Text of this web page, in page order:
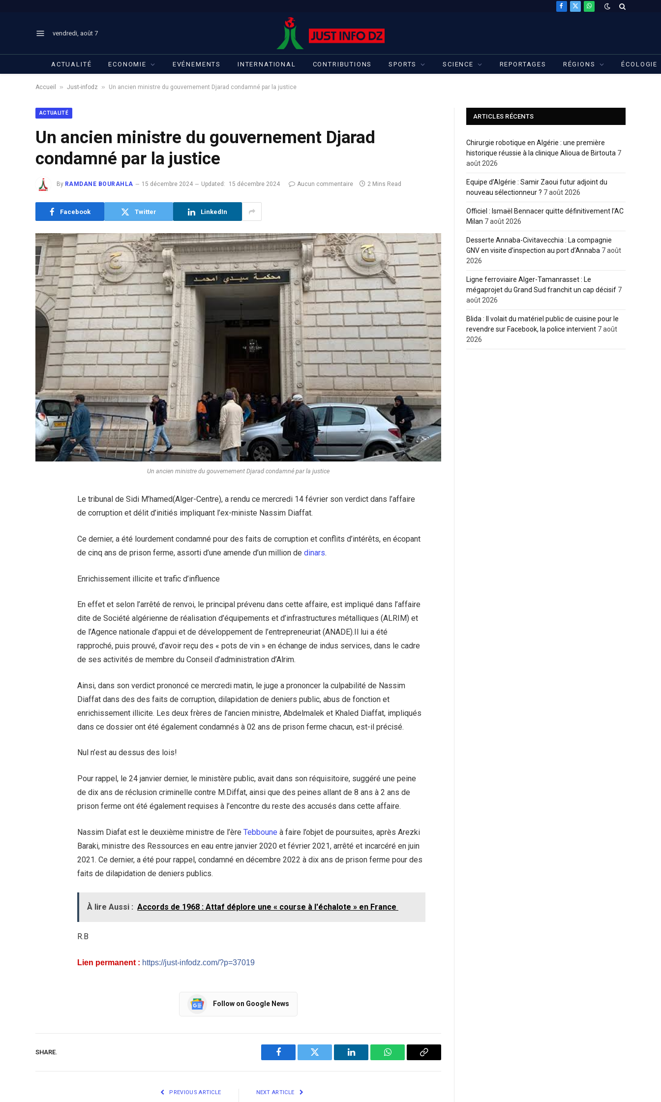
Facebook
X
WhatsApp
vendredi, août 7
ACTUALITÉ ECONOMIE EVÉNEMENTS INTERNATIONAL CONTRIBUTIONS SPORTS SCIENCE REPORTAGES RÉGIONS ÉCOLOGIE
Accueil » Just-infodz » Un ancien ministre du gouvernement Djarad condamné par la justice
ACTUALITÉ
Un ancien ministre du gouvernement Djarad
condamné par la justice
By RAMDANE BOURAHLA 15 décembre 2024 Updated: 15 décembre 2024 Aucun commentaire 2 Mins Read
Facebook Twitter LinkedIn
Un ancien ministre du gouvernement Djarad condamné par la justice
Le tribunal de Sidi M’hamed(Alger-Centre), a rendu ce mercredi 14 février son verdict dans l’affaire
de corruption et délit d’initiés impliquant l’ex-ministe Nassim Diaffat.
Ce dernier, a été lourdement condamné pour des faits de corruption et conflits d’intérêts, en écopant
de cinq ans de prison ferme, assorti d’une amende d’un million de dinars.
Enrichissement illicite et trafic d’influence
En effet et selon l’arrêté de renvoi, le principal prévenu dans cette affaire, est impliqué dans l’affaire
dite de Société algérienne de réalisation d’équipements et d’infrastructures métalliques (ALRIM) et
de l’Agence nationale d’appui et de développement de l’entrepreneuriat (ANADE).Il lui a été
rapproché, puis prouvé, d’avoir reçu des « pots de vin » en échange de indus services, dans le cadre
de ses activités de membre du Conseil d’administration d’Alrim.
Ainsi, dans son verdict prononcé ce mercredi matin, le juge a prononcer la culpabilité de Nassim
Diaffat dans des des faits de corruption, dilapidation de deniers public, abus de fonction et
enrichissement illicite. Les deux frères de l’ancien ministre, Abdelmalek et Khaled Diaffat, impliqués
dans ce dossier ont été également condamnés à 02 ans de prison ferme chacun, est-il précisé.
Nul n’est au dessus des lois!
Pour rappel, le 24 janvier dernier, le ministère public, avait dans son réquisitoire, suggéré une peine
de dix ans de réclusion criminelle contre M.Diffat, ainsi que des peines allant de 8 ans à 2 ans de
prison ferme ont été également requises à l’encontre du reste des accusés dans cette affaire.
Nassim Diafat est le deuxième ministre de l’ère Tebboune à faire l’objet de poursuites, après Arezki
Baraki, ministre des Ressources en eau entre janvier 2020 et février 2021, arrêté et incarcéré en juin
2021. Ce dernier, a été pour rappel, condamné en décembre 2022 à dix ans de prison ferme pour des
faits de dilapidation de deniers publics.
À lire Aussi : Accords de 1968 : Attaf déplore une « course à l'échalote » en France
R.B
Lien permanent : https://just-infodz.com/?p=37019
Follow on Google News
SHARE.
Facebook Twitter LinkedIn WhatsAppCopy
PREVIOUS ARTICLE NEXT ARTICLE
ARTICLES RÉCENTS
Chirurgie robotique en Algérie : une première
historique réussie à la clinique Alioua de Birtouta 7
août 2026
Equipe d’Algérie : Samir Zaoui futur adjoint du
nouveau sélectionneur ? 7 août 2026
Officiel : Ismaël Bennacer quitte définitivement l’AC
Milan 7 août 2026
Desserte Annaba-Civitavecchia : La compagnie
GNV en visite d’inspection au port d’Annaba 7 août
2026
Ligne ferroviaire Alger-Tamanrasset : Le
mégaprojet du Grand Sud franchit un cap décisif 7
août 2026
Blida : Il volait du matériel public de cuisine pour le
revendre sur Facebook, la police intervient 7 août
2026